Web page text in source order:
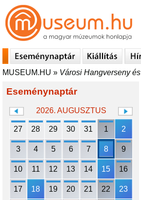
MUSEUM.HU » Városi Hangverseny
Eseménynaptár
2026. AUGUSZTUS
27 28 29 30 31 1 2
3 4 5 6 7 8 9
10 11 12 13 14 15 16
17 18 19 20 21 22 23